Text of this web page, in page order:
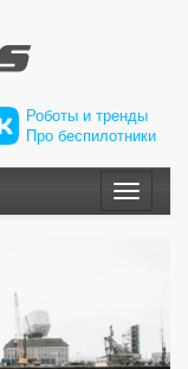
Роботы и тренды
Про беспилотники
Меню